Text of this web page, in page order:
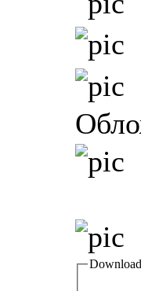
Download